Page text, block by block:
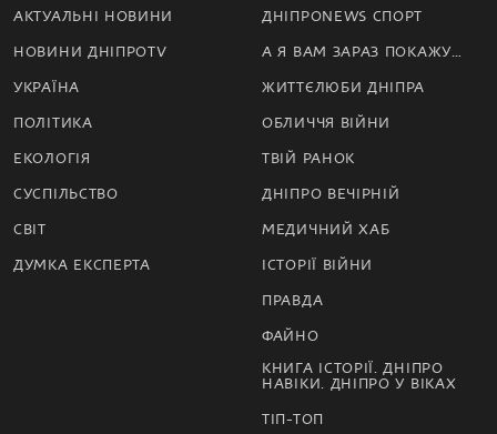
АКТУАЛЬНІ НОВИНИ
НОВИНИ ДНІПРОTV
УКРАЇНА
ПОЛІТИКА
ЕКОЛОГІЯ
СУСПІЛЬСТВО
СВІТ
ДУМКА ЕКСПЕРТА
ДНІПРОNEWS СПОРТ
А Я ВАМ ЗАРАЗ ПОКАЖУ…
ЖИТТЄЛЮБИ ДНІПРА
ОБЛИЧЧЯ ВІЙНИ
ТВІЙ РАНОК
ДНІПРО ВЕЧІРНІЙ
МЕДИЧНИЙ ХАБ
ІСТОРІЇ ВІЙНИ
ПРАВДА
ФАЙНО
КНИГА ІСТОРІЇ. ДНІПРО
НАВІКИ. ДНІПРО У ВІКАХ
ТІП-ТОП